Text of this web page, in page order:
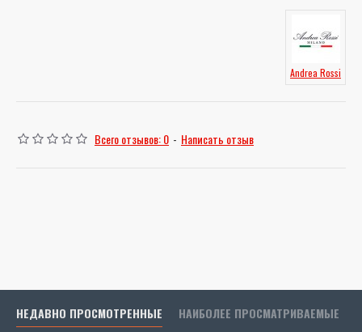
Andrea Rossi
Всего отзывов: 0 - Написать отзыв
НЕДАВНО ПРОСМОТРЕННЫЕ НАИБОЛЕЕ ПРОСМАТРИВАЕМЫЕ